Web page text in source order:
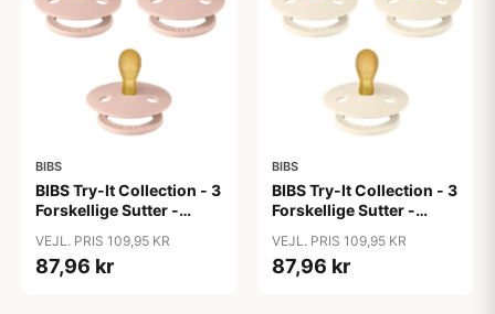
BIBS
BIBS Try-It Collection - 3
Forskellige Sutter -
VEJL. PRIS 109,95 KR
87,96 kr
BIBS
BIBS Try-It Collection - 3
Forskellige Sutter -
VEJL. PRIS 109,95 KR
87,96 kr